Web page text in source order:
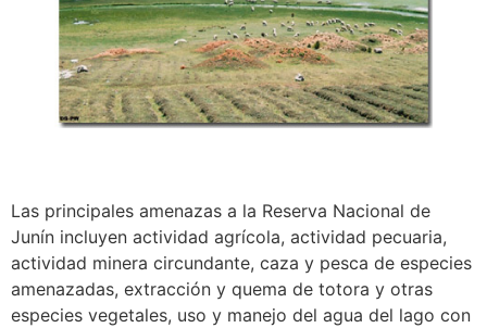
Las principales amenazas a la Reserva Nacional de
Junín incluyen actividad agrícola, actividad pecuaria,
actividad minera circundante, caza y pesca de especies
amenazadas, extracción y quema de totora y otras
especies vegetales, uso y manejo del agua del lago con